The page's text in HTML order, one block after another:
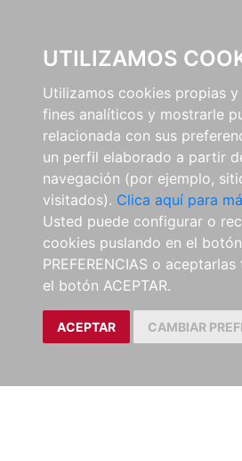
UTILIZAMOS
Utilizamos cookies propias
fines analíticos y mostrarle
relacionada con sus
un perfil elaborado a partir
navegación (por ejemplo,
visitados). Clica aquí para
Usted puede configurar o
cookies puslando en el
PREFERENCIAS o
el botón ACEPTAR.
ACEPTAR CAMBIAR